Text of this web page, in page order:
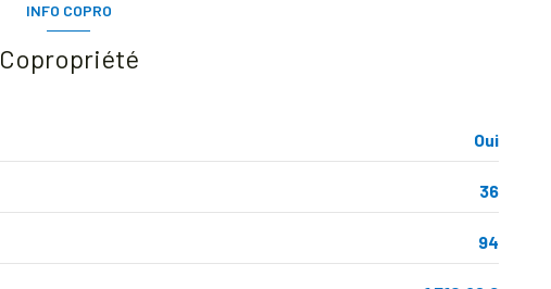
quartier LES OISEAUX, RER B de DRANCY, RER B
INFO COPRO
Copropriété
Oui
36
94